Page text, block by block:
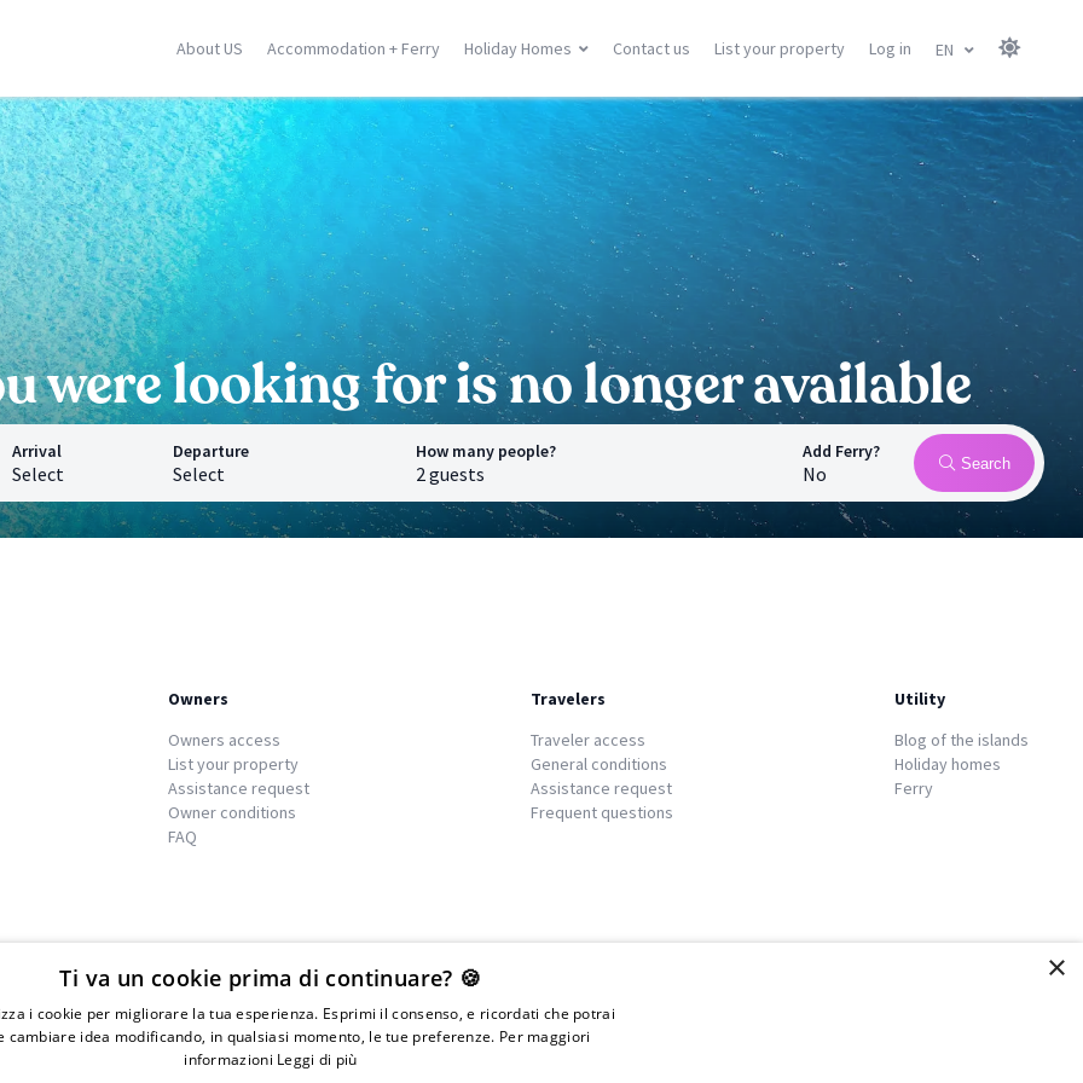
About US Accommodation + Ferry Holiday Homes
Vito Lo Capo
Corse
Porto Vecchio
Moriani
Ghisonaccia
Ile Rousse
Ajaccio
Calvi
Saint Florent
All locations
Greek Islands
Zante
Samos
Crete
Mykonos
Santorini
Corfu
All locations
Canary Islands
Gran Canary
Tenerife
Lanzarote
Fuerteventura
All locations
Balearic Islands
Menorca
Mallorca
Ibiza
All locations
Contact us List your property Log in EN
were looking for is no longer available
Arrival
Select
Departure
Select
How many people? Add Ferry?
No Search
Owners
Owners access
List your property
Assistance request
Owner conditions
FAQ
Travelers
Traveler access
General conditions
Assistance request
Frequent questions
Utility
Blog of the islands
Holiday homes
Ferry
We islands
01976730497 - Iscrizione C.I.A.A di
×
Ti va un cookie prima di continuare? 🍪
i cookie per migliorare la tua esperienza. Esprimi il consenso, e ricordati che potrai
cambiare idea modificando, in qualsiasi momento, le tue preferenze. Per maggiori
informazioni Leggi di più